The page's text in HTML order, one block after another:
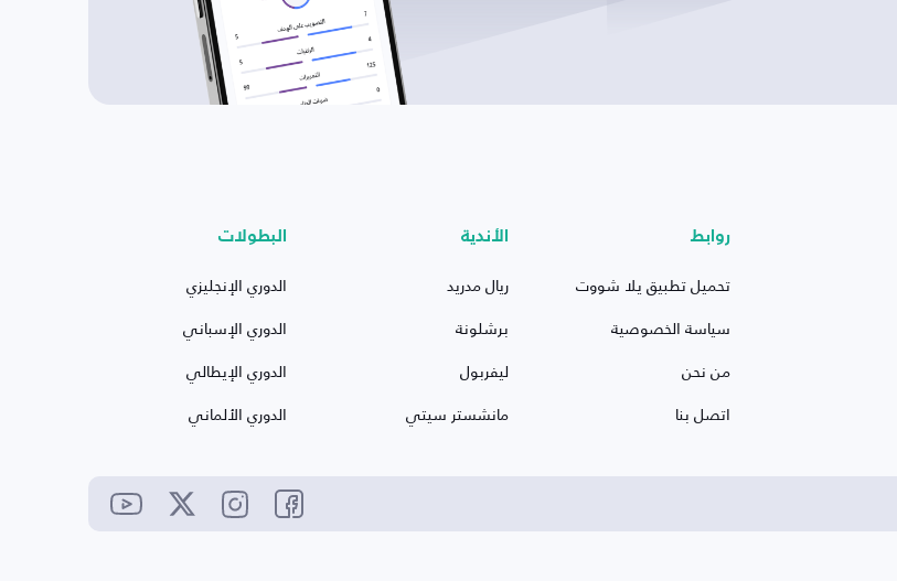
روابط
تحميل تطبيق يلا شووت
سياسة الخصوصية
من نحن
اتصل بنا
الأندية
ريال مدريد
برشلونة
ليفربول
مانشستر سيتي
البطولات
الدوري الإنجليزي
الدوري الإسباني
الدوري الإيطالي
الدوري الألماني